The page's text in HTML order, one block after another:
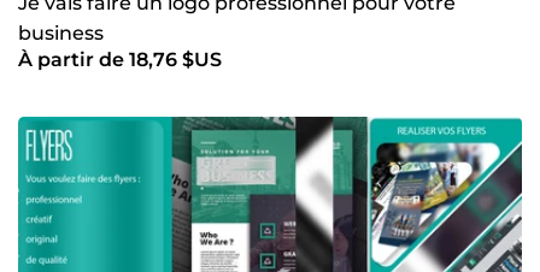
business
À partir de 18,76 $US